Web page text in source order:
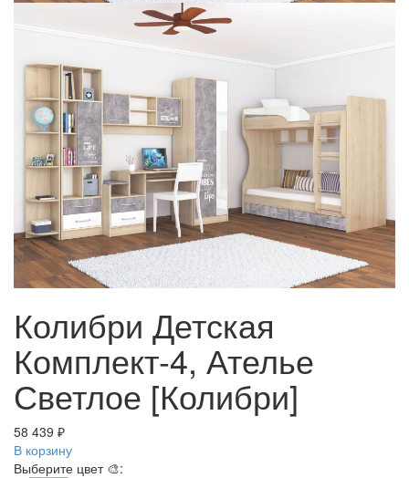
Колибри Детская
Комплект-4, Ателье
Светлое [Колибри]
58 439 ₽
В корзину
Выберите цвет 🎨: